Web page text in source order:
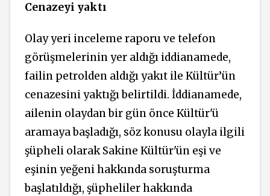
Cenazeyi yaktı
Olay yeri inceleme raporu ve telefon
görüşmelerinin yer aldığı iddianamede,
failin petrolden aldığı yakıt ile Kültür’ün
cenazesini yaktığı belirtildi. İddianamede,
ailenin olaydan bir gün önce Kültür'ü
aramaya başladığı, söz konusu olayla ilgili
şüpheli olarak Sakine Kültür'ün eşi ve
eşinin yeğeni hakkında soruşturma
başlatıldığı, şüpheliler hakkında